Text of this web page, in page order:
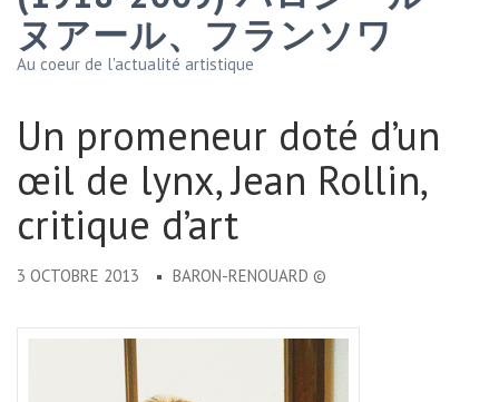
ヌアール、フランソワ
Au coeur de l'actualité artistique
Un promeneur doté d’un
œil de lynx, Jean Rollin,
critique d’art
3 OCTOBRE 2013 BARON-RENOUARD ©